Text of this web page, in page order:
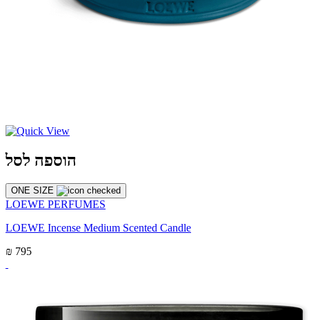
הוספה לסל
ONE SIZE
LOEWE PERFUMES
LOEWE Incense Medium Scented Candle
₪ 795